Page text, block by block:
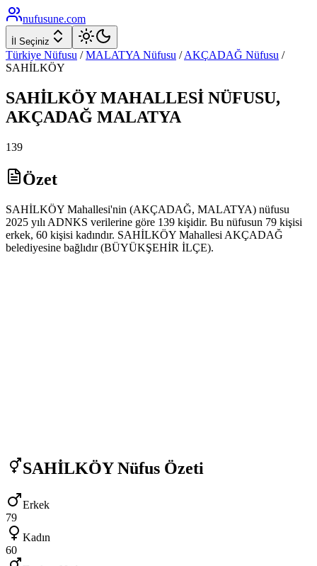
nufusune.com
İl Seçiniz
Türkiye Nüfusu / MALATYA Nüfusu / AKÇADAĞ Nüfusu /
SAHİLKÖY
SAHİLKÖYMAHALLESİ NÜFUSU,
AKÇADAĞ MALATYA
139
Özet
SAHİLKÖY Mahallesi'nin (AKÇADAĞ, MALATYA) nüfusu
2025 yılı ADNKS verilerine göre 139 kişidir. Bu nüfusun 79 kişisi
erkek, 60 kişisi kadındır. SAHİLKÖY Mahallesi AKÇADAĞ
belediyesine bağlıdır (BÜYÜKŞEHİR İLÇE).
SAHİLKÖYNüfus Özeti
Erkek
79
Kadın
60